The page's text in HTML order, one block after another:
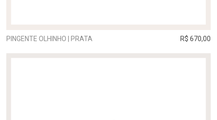
PINGENTE OLHINHO | PRATA R$ 670,00